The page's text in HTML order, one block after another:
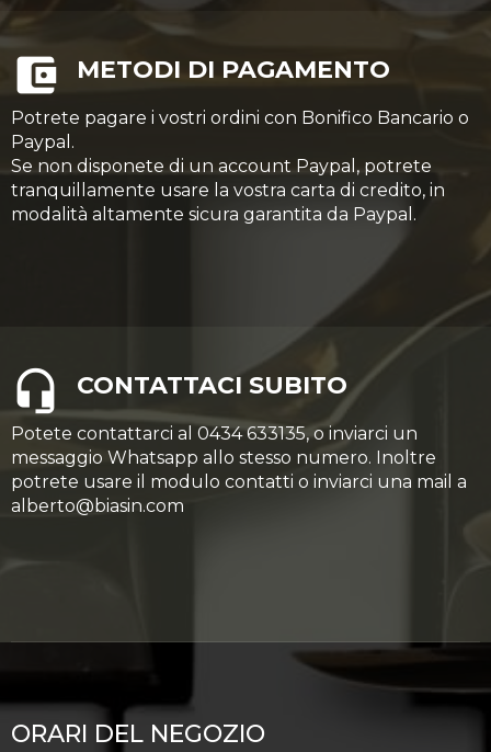
METODI DI PAGAMENTO
Potrete pagare i vostri ordini con Bonifico Bancario o
Paypal.
Se non disponete di un account Paypal, potrete
tranquillamente usare la vostra carta di credito, in
modalità altamente sicura garantita da Paypal.
CONTATTACI SUBITO
Potete contattarci al 0434 633135, o inviarci un
messaggio Whatsapp allo stesso numero. Inoltre
potrete usare il modulo contatti o inviarci una mail a
alberto@biasin.com
ORARI DEL NEGOZIO